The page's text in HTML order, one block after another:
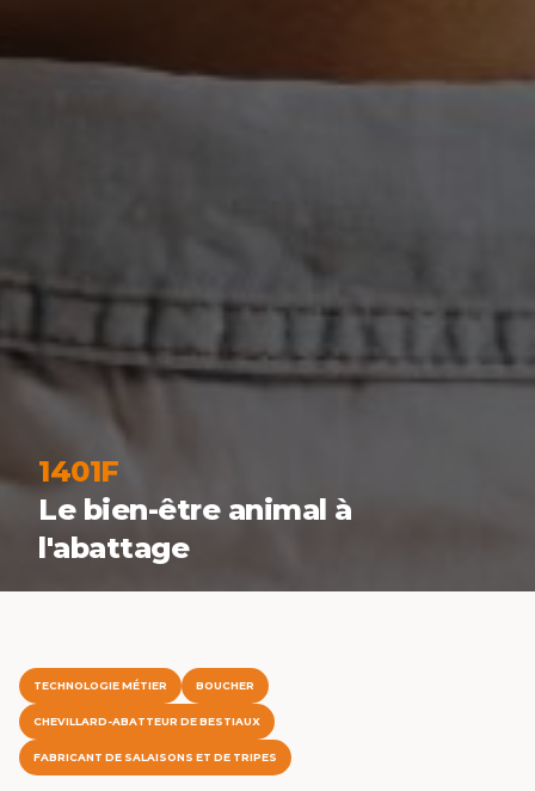
1401F
Le bien-être animal à
l'abattage
TECHNOLOGIE MÉTIER BOUCHER
CHEVILLARD-ABATTEUR DE BESTIAUX
FABRICANT DE SALAISONS ET DE TRIPES